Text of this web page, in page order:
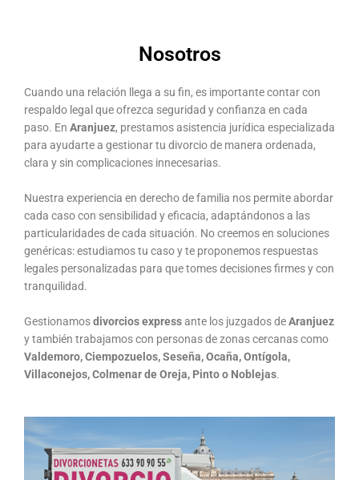
Nosotros
Cuando una relación llega a su fin, es importante contar con
respaldo legal que ofrezca seguridad y confianza en cada
paso. En Aranjuez, prestamos asistencia jurídica especializada
para ayudarte a gestionar tu divorcio de manera ordenada,
clara y sin complicaciones innecesarias.
Nuestra experiencia en derecho de familia nos permite abordar
cada caso con sensibilidad y eficacia, adaptándonos a las
particularidades de cada situación. No creemos en soluciones
genéricas: estudiamos tu caso y te proponemos respuestas
legales personalizadas para que tomes decisiones firmes y con
tranquilidad.
Gestionamosdivorcios expressante los juzgados deAranjuez
y también trabajamos con personas de zonas cercanas como
Valdemoro, Ciempozuelos, Seseña, Ocaña, Ontígola,
Villaconejos, Colmenar de Oreja, Pinto o Noblejas.